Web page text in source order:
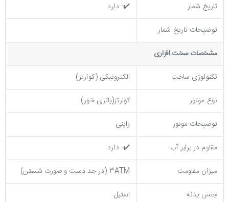
تاریخ شمار
✔️- دارد
توضیحات تاریخ شمار
مشخصات سخت افزاری
تکنولوژی ساخت
الکترونیکی (کوارتز)
نوع موتور
کوارتز(باتری خور)
توضیحات موتور
ژاپنی
مقاوم در برابر آب
✔️- دارد
میزان مقاومت
3ATM (در حد دست و صورت شستن)
جنس بدنه
استیل